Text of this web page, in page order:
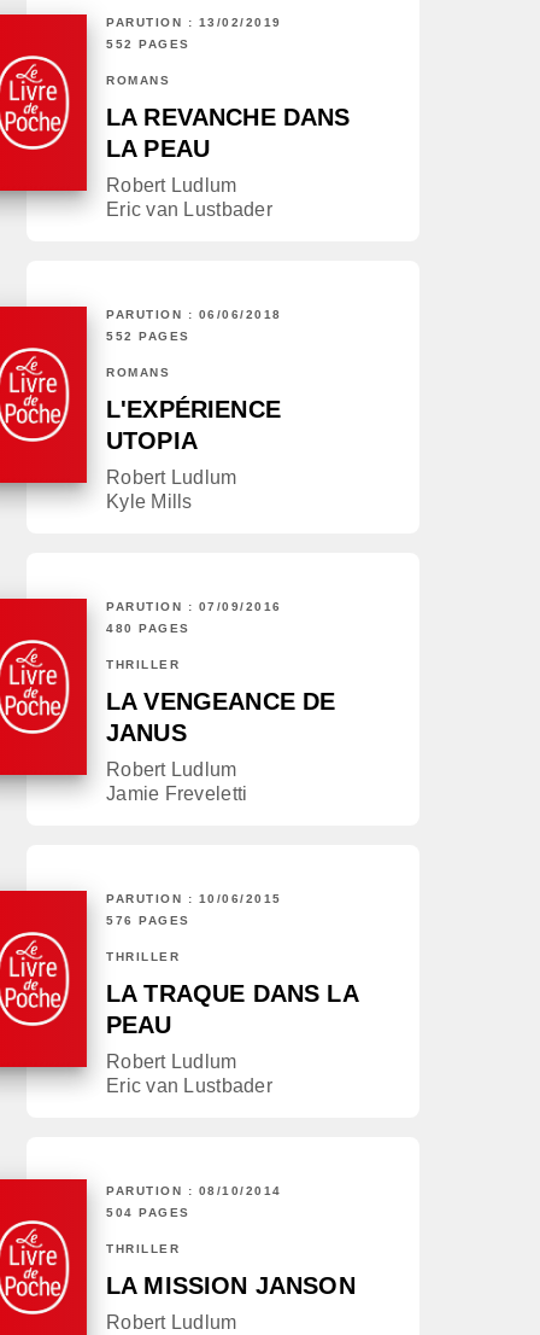
PARUTION : 13/02/2019
552 PAGES
ROMANS
LA REVANCHE DANS
LA PEAU
Robert Ludlum
Eric van Lustbader
PARUTION : 06/06/2018
552 PAGES
ROMANS
L'EXPÉRIENCE
UTOPIA
Robert Ludlum
Kyle Mills
PARUTION : 07/09/2016
480 PAGES
THRILLER
LA VENGEANCE DE
JANUS
Robert Ludlum
Jamie Freveletti
PARUTION : 10/06/2015
576 PAGES
THRILLER
LA TRAQUE DANS LA
PEAU
Robert Ludlum
Eric van Lustbader
PARUTION : 08/10/2014
504 PAGES
THRILLER
LA MISSION JANSON
Robert Ludlum